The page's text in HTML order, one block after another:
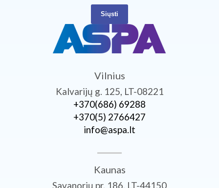
Siųsti
Vilnius
Kalvarijų g. 125, LT-08221
+370­(686) 69288
+370­(5) 2766427
info@aspa.lt
Kaunas
Savanorių pr. 186, LT-44150